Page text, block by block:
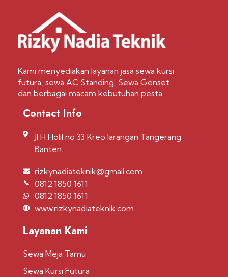
Kami menyediakan layanan jasa sewa kursi
futura, sewa AC Standing, Sewa Genset
dan berbagai macam kebutuhan pesta.
Contact Info
Jl H Holil no 33 Kreo larangan Tangerang
Banten.
rizkynadiateknik@gmail.com
0812 1850 1611
0812 1850 1611
www.rizkynadiateknik.com
Layanan Kami
Sewa Meja Tamu
Sewa Kursi Futura